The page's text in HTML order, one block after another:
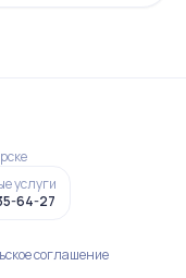
услуги
64-27
соглашение